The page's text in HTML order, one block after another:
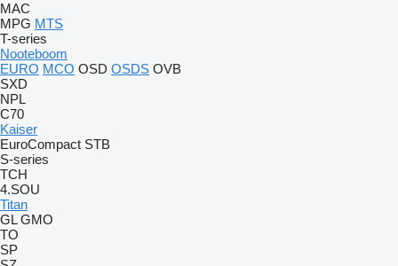
MAC
MPG MTS
T-series
Nooteboom
EURO MCO OSD OSDS OVB
SXD
NPL
C70
Kaiser
EuroCompact STB
S-series
TCH
4.SOU
Titan
GL GMO
TO
SP